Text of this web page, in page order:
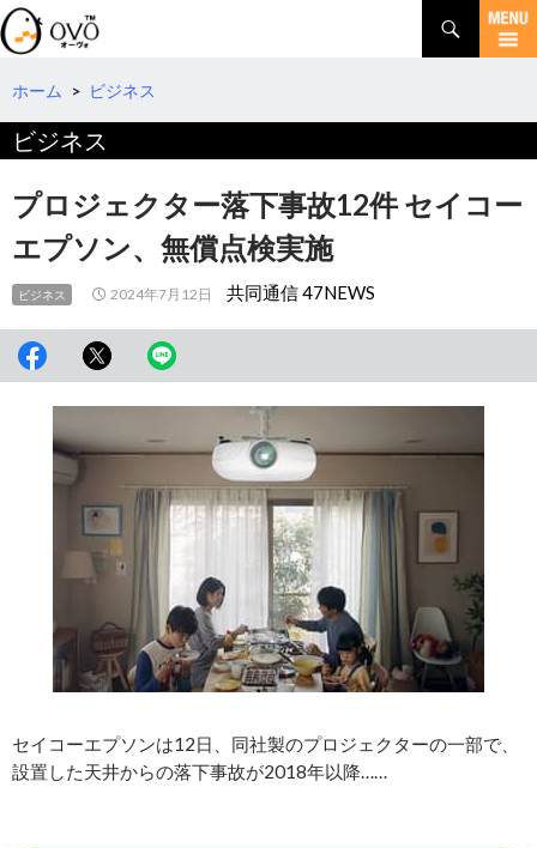
検
索
コ
テ
へ
移
ホーム > ビジネス
ビジネス
プロジェクター落下事故12件 セイコー
エプソン、無償点検実施
ビジネス 2024年7月12日 共同通信 47NEWS
セイコーエプソンは12日、同社製のプロジェクターの一部で、
設置した天井からの落下事故が2018年以降……